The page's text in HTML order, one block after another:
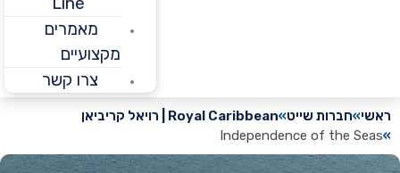
מאמרים
מקצועיים
צרו קשר
חברות שייט Royal Caribbean | רויאל קריביאן
Independence of the